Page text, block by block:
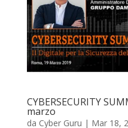
CYBERSECURITY
marzo
da Cyber Guru | Mar 18,